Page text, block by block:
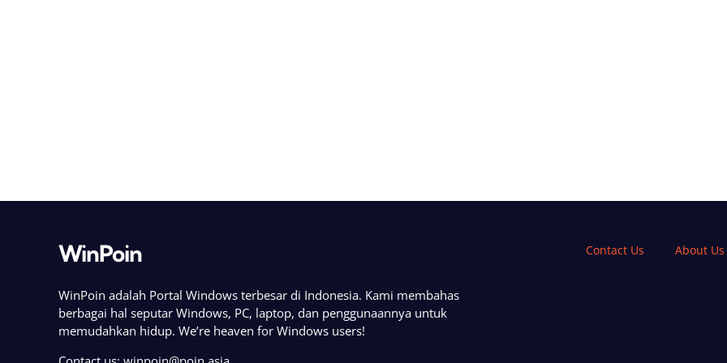
WinPoin
WinPoin adalah Portal Windows terbesar di Indonesia. Kami membahas
berbagai hal seputar Windows, PC, laptop, dan penggunaannya untuk
memudahkan hidup. We’re heaven for Windows users!
Contact Us About Us